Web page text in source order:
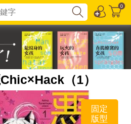
0
（1）
固定
版型